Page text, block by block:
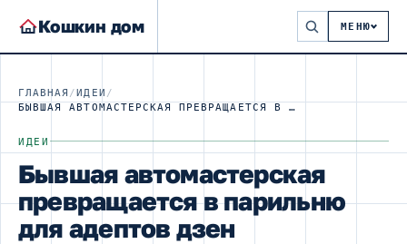
Кошкин дом МЕНЮ
ГЛАВНАЯ /ИДЕИ /
БЫВШАЯ АВТОМАСТЕРСКАЯ ПРЕВРАЩАЕТСЯ В ПАРИЛЬНЮ ДЛЯ АДЕПТОВ ДЗЕН
ИДЕИ
Бывшая автомастерская
превращается в парильню
для адептов дзен